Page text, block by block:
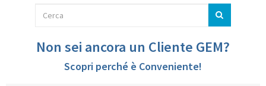
Non sei ancora un Cliente GEM?
Scopri perché è Conveniente!